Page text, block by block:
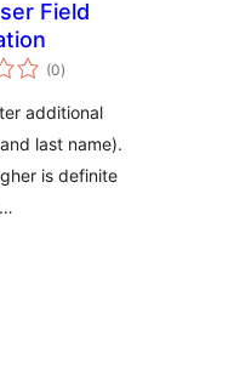
Field
(0전
체
점
)
additional
last name).
is definite